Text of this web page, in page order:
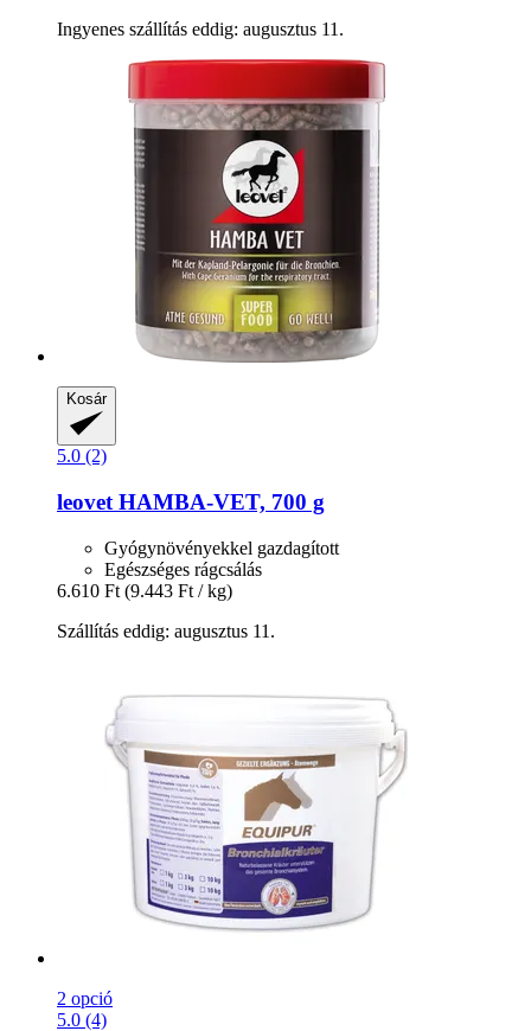
Ingyenes szállítás eddig: augusztus 11.
Kosár
5.0 (2)
leovet HAMBA-​VET, 700 g
Gyógynövényekkel gazdagított
Egészséges rágcsálás
6.610 Ft (9.443 Ft / kg)
Szállítás eddig: augusztus 11.
2 opció
5.0 (4)